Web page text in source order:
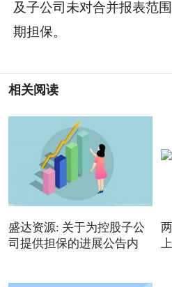
及子公司未对合并报表范
期担保。
相关阅读
盛达资源: 关于为控股子公
司提供担保的进展公告内